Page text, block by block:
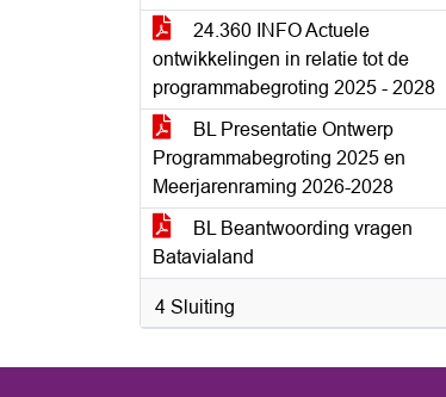
24.360 INFO Actuele
ontwikkelingen in relatie tot de
programmabegroting 2025 - 2028
BL Presentatie Ontwerp
Programmabegroting 2025 en
Meerjarenraming 2026-2028
BL Beantwoording vragen
Batavialand
4 Sluiting